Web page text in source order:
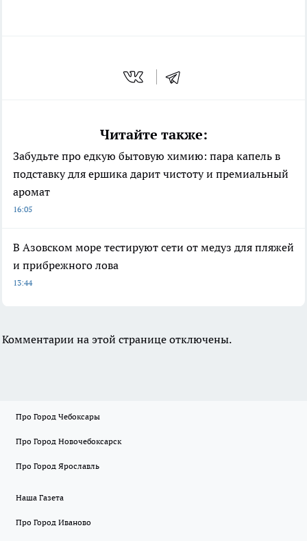
Читайте также:
Забудьте про едкую бытовую химию: пара капель в
подставку для ершика дарит чистоту и премиальный
аромат
16:05
В Азовском море тестируют сети от медуз для пляжей
и прибрежного лова
13:44
Комментарии на этой странице отключены.
Про Город Чебоксары
Про Город Новочебоксарск
Про Город Ярославль
Наша Газета
Про Город Иваново